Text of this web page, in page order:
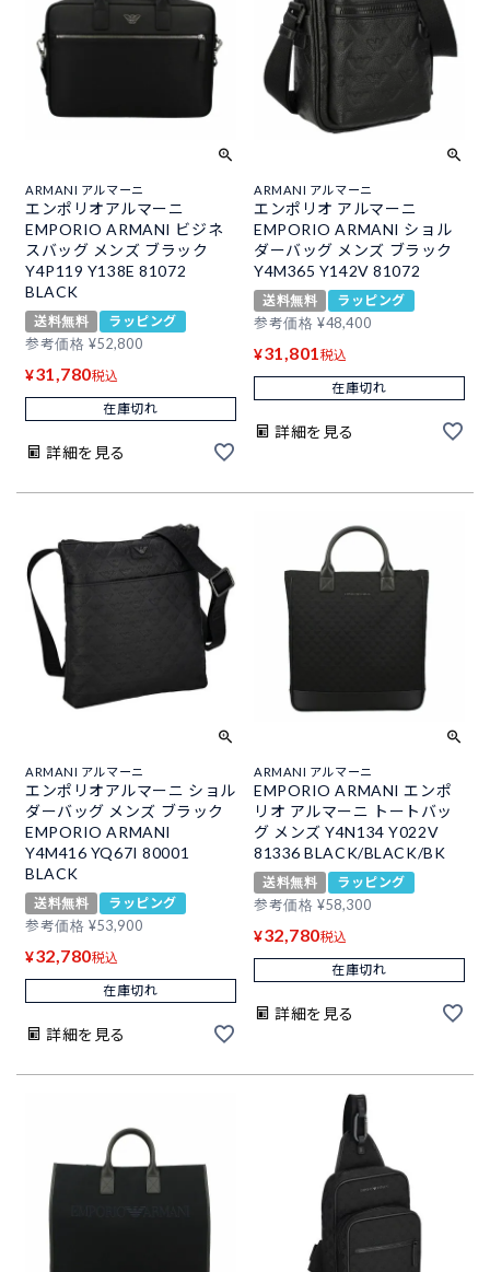
ARMANI アルマーニ
エンポリオアルマーニ
EMPORIO ARMANI ビジネ
スバッグ メンズ ブラック
Y4P119 Y138E 81072
BLACK
送料無料
ラッピング
参考価格 ¥52,800
¥31,780税込
在庫切れ
詳細を見る
ARMANI アルマーニ
エンポリオ アルマーニ
EMPORIO ARMANI ショル
ダーバッグ メンズ ブラック
Y4M365 Y142V 81072
送料無料
ラッピング
参考価格 ¥48,400
¥31,801 税込
在庫切れ
詳細を見る
ARMANI アルマーニ
エンポリオアルマーニ ショル
ダーバッグ メンズ ブラック
EMPORIO ARMANI
Y4M416 YQ67I 80001
BLACK
送料無料
ラッピング
参考価格 ¥53,900
¥32,780税込
在庫切れ
詳細を見る
ARMANI アルマーニ
EMPORIO ARMANI エンポ
リオ アルマーニ トートバッ
グ メンズ Y4N134 Y022V
81336 BLACK/BLACK/BK
送料無料
ラッピング
参考価格 ¥58,300
¥32,780税込
在庫切れ
詳細を見る